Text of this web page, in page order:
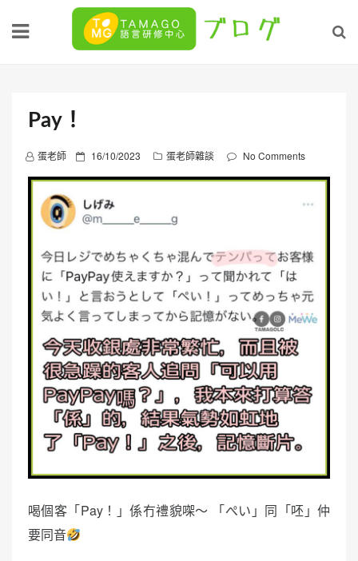
Pay！
蛋老師
P
o
t
d
o
16/10/2023 蛋老師雜談 No Comments
喝個客「Pay！」係冇禮貌㗎～ 「ぺい」同「呸」仲
要同音